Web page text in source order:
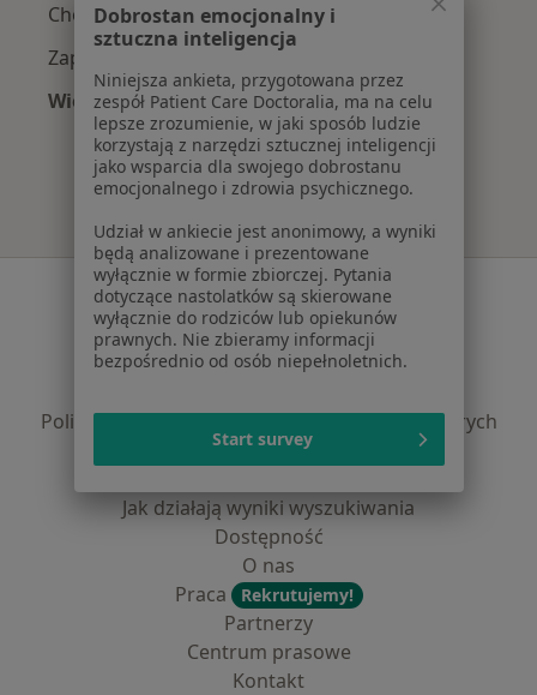
Choroby laryngologiczne w Tarnowie
Zapalenie gardła w Tarnowie
Więcej (15)
Więcej w kategorii: Najczęście leczone
Serwis
Regulamin
Polityka prywatności pacjentów
Polityka prywatności dla profesjonalistów, których
dane pozyskaliśmy samodzielnie
Jak działają wyniki wyszukiwania
Dostępność
O nas
Praca
Rekrutujemy!
Partnerzy
Centrum prasowe
Kontakt
Dobrostan emocjonalny i
sztuczna inteligencja
Niniejsza ankieta, przygotowana przez
zespół Patient Care Doctoralia, ma na celu
lepsze zrozumienie, w jaki sposób ludzie
korzystają z narzędzi sztucznej inteligencji
jako wsparcia dla swojego dobrostanu
emocjonalnego i zdrowia psychicznego.
Udział w ankiecie jest anonimowy, a wyniki
będą analizowane i prezentowane
wyłącznie w formie zbiorczej. Pytania
dotyczące nastolatków są skierowane
wyłącznie do rodziców lub opiekunów
prawnych. Nie zbieramy informacji
bezpośrednio od osób niepełnoletnich.
Start survey